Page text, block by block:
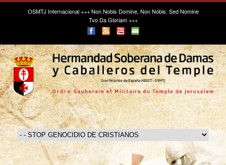
OSMTJ Internacional+++ Non Nobis Domine, Non Nobis. Sed Nomine
Tvo Da Gloriam +++